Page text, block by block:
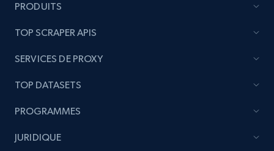
4.5K+
Post id, URL, User posted, Title, Description,
name, and more.
PRODUITS
TOP SCRAPER APIS
SERVICES DE PROXY
TOP DATASETS
PROGRAMMES
JURIDIQUE